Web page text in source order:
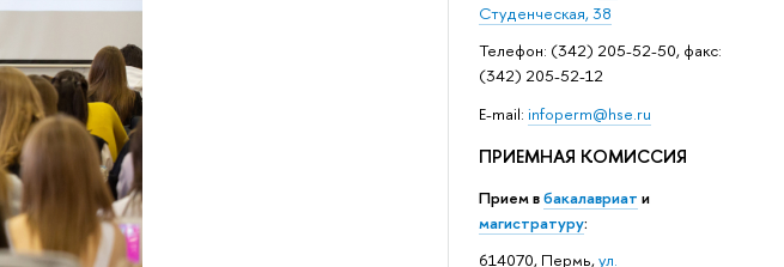
Студенческая, 38
Телефон: (342) 205-52-50, факс:
(342) 205-52-12
Е-mail: infoperm@hse.ru
ПРИЕМНАЯ КОМИССИЯ
Прием вбакалавриат и
магистратуру:
614070, Пермь,ул.